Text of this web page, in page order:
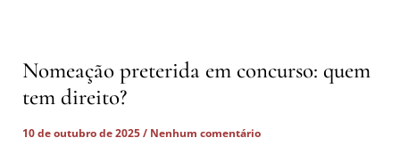
Nomeação preterida em concurso: quem
tem direito?
10 de outubro de 2025
Nenhum comentário